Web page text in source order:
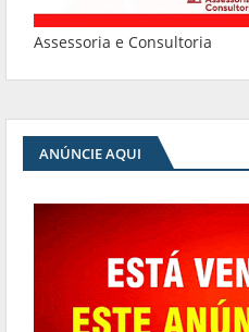
Assessoria e Consultoria
ANÚNCIE AQUI